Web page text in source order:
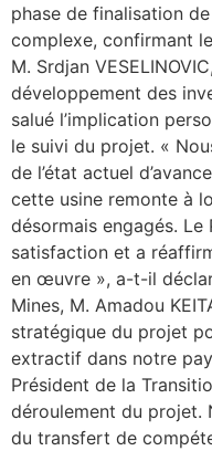
phase de finalisation
complexe, confirmant
M. Srdjan
développement des
salué l’implication
le suivi du projet. «
de l’état actuel
cette usine remonte à
désormais engagés. Le
satisfaction et a
en œuvre », a-t-il
Mines, M. Amadou
stratégique du projet
extractif dans notre
Président de la
déroulement du projet.
du transfert de